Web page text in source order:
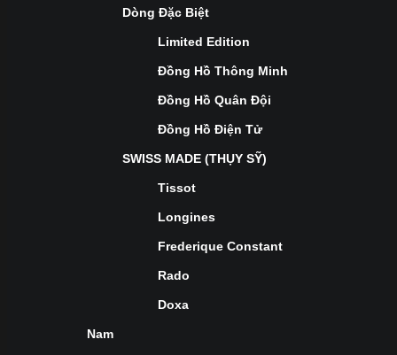
Dòng Đặc Biệt
Limited Edition
Đồng Hồ Thông Minh
Đồng Hồ Quân Đội
Đồng Hồ Điện Tử
SWISS MADE (THỤY SỸ)
Tissot
Longines
Frederique Constant
Rado
Doxa
Nam